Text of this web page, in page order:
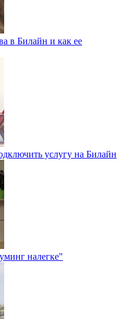
в Билайн и как ее
услугу на Билайн
налегке"